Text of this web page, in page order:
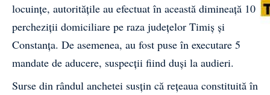
locuințe, autoritățile au efectuat în această dimineață 10
percheziții domiciliare pe raza județelor Timiș și
Constanța. De asemenea, au fost puse în executare 5
mandate de aducere, suspecții fiind duși la audieri.
Surse din rândul anchetei susțin că rețeaua constituită în